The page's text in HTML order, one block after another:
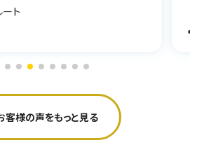
客様の声をもっと見る